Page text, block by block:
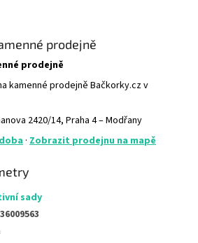
prodejně
prodejně
kamenné prodejně Bačkorky.cz v
2420/14, Praha 4 – Modřany
· Zobrazit prodejnu na mapě
sady